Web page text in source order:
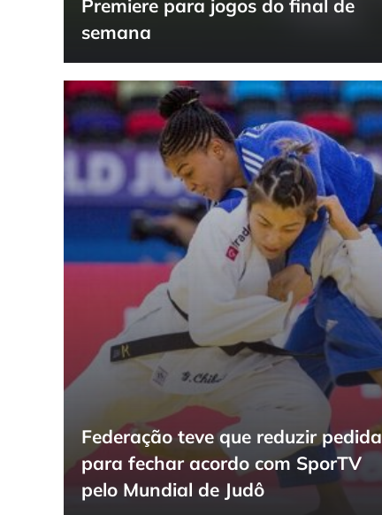
Premiere para jogos do final de
semana
Federação teve que reduzir pedida
para fechar acordo com SporTV
pelo Mundial de Judô